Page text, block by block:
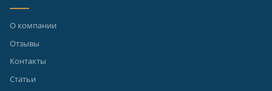
О компании
Отзывы
Контакты
Статьи